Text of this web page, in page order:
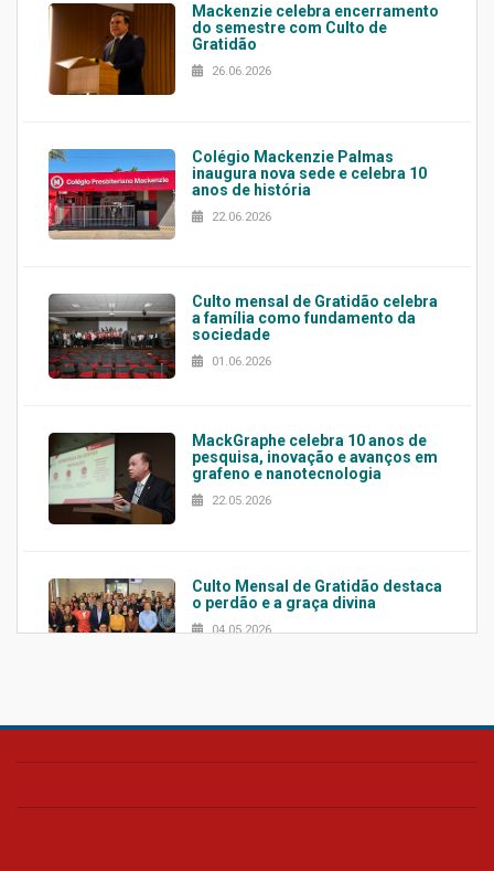
Mackenzie celebra encerramento
do semestre com Culto de
Gratidão
26.06.2026
Colégio Mackenzie Palmas
inaugura nova sede e celebra 10
anos de história
22.06.2026
Culto mensal de Gratidão celebra
a família como fundamento da
sociedade
01.06.2026
MackGraphe celebra 10 anos de
pesquisa, inovação e avanços em
grafeno e nanotecnologia
22.05.2026
Culto Mensal de Gratidão destaca
o perdão e a graça divina
04.05.2026
Confira como foi o culto mensal